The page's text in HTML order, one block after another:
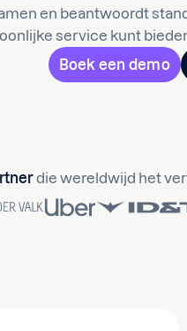
en beantwoordt
service kunt
Boek een demo
die wereldwijd het